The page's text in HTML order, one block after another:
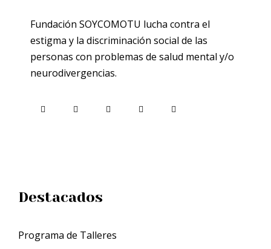
Fundación SOYCOMOTU lucha contra el
estigma y la discriminación social de las
personas con problemas de salud mental y/o
neurodivergencias.
Destacados
Programa de Talleres